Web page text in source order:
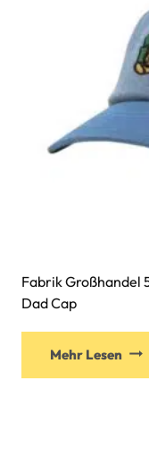
Fabrik Großhandel
Dad Cap
Mehr Lesen